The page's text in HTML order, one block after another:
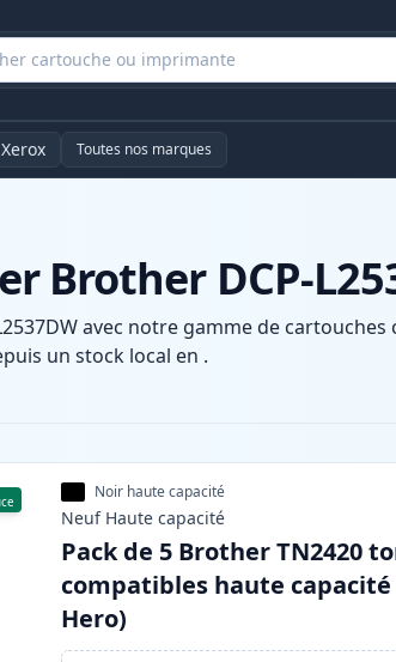
Xerox Toutes nos marques
Brother DCP-
avec notre gamme de
un stock local en .
Noir haute capacité
Neuf Haute capacité
Pack de 5 Brother TN2420
compatibles haute
Hero)